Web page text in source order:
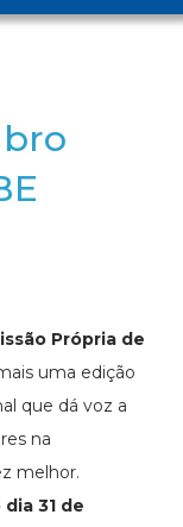
Própria de
uma edição
que dá voz a
na
melhor.
31 de